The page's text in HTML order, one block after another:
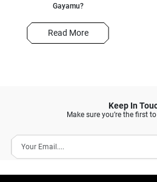
Gayamu?
Read More
Keep In
Make sure you’re the first